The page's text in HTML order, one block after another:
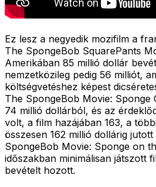
Ez lesz a negyedik mozifilm a
The SpongeBob SquarePants
Amerikában 85 millió dollár
nemzetközileg pedig 56 milliót,
költségvetéshez képest
The SpongeBob Movie: Sponge
74 millió dollárból, és az
volt, a film hazájában 163, a
összesen 162 millió dollárig
SpongeBob Movie: Sponge on
időszakban minimálisan játszott
bevételt hozott.